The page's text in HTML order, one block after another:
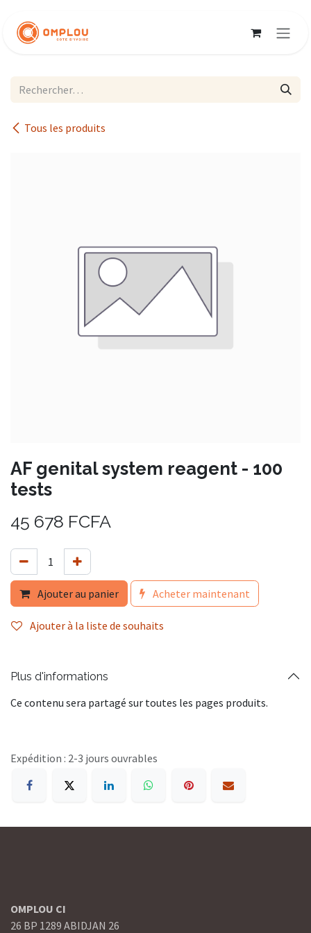
Tous les produits
AF genital system reagent - 100
tests
45 678 FCFA
Ajouter au panier Acheter maintenant
Ajouter à la liste de souhaits
Plus d'informations
Ce contenu sera partagé sur toutes les pages produits.
Expédition : 2-3 jours ouvrables
OMPLOU CI
26 BP 1289 ABIDJAN 26